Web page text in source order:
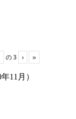
の3 › »
11月）